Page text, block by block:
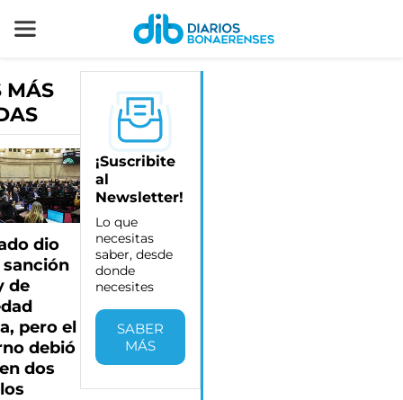
MÁS
dio
de
pero el
debió
dos
¡Suscribite
al
Newsletter!
Lo que
necesitas
saber, desde
donde
necesites
SABER
MÁS